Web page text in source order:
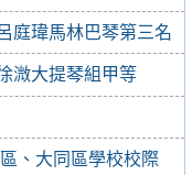
庭瑋馬林巴琴第三名
溦大提琴組甲等
、大同區學校校際